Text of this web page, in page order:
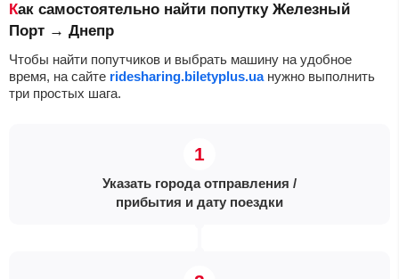
Как самостоятельно найти попутку Железный
Порт → Днепр
Чтобы найти попутчиков и выбрать машину на удобное
время, на сайте ridesharing.biletyplus.uaнужно выполнить
три простых шага.
Указать города отправления /
прибытия и дату поездки